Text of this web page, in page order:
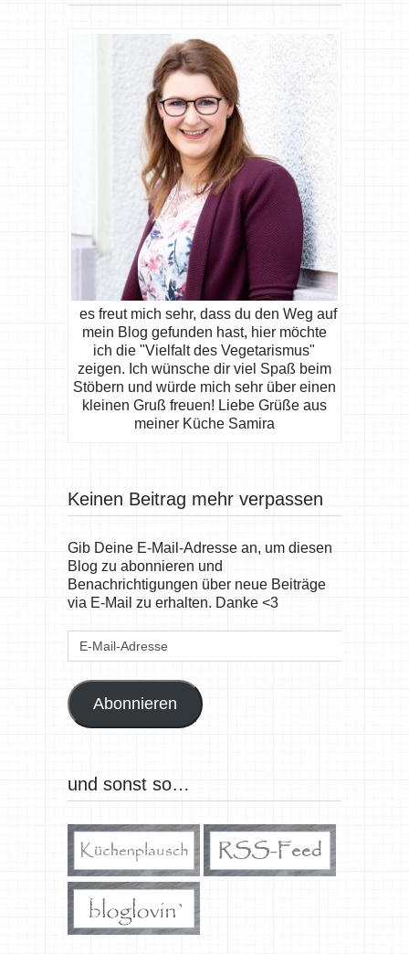
es freut mich sehr, dass du den Weg auf
mein Blog gefunden hast, hier möchte
ich die "Vielfalt des Vegetarismus"
zeigen. Ich wünsche dir viel Spaß beim
Stöbern und würde mich sehr über einen
kleinen Gruß freuen! Liebe Grüße aus
meiner Küche Samira
Keinen Beitrag mehr verpassen
Gib Deine E-Mail-Adresse an, um diesen
Blog zu abonnieren und
Benachrichtigungen über neue Beiträge
via E-Mail zu erhalten. Danke <3
E-
Abonnieren
und sonst so…